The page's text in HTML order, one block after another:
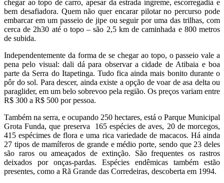
chegar ao topo de carro, apesar da estrada íngreme, escorregadia e
bem desafiadora. Quem não quer encarar pilotar no percurso pode
embarcar em um passeio de jipe ou seguir por uma das trilhas, com
cerca de 2h30 até o topo – são 2,5 km de caminhada e 800 metros
de subida.
Independentemente da forma de se chegar ao topo, o passeio vale a
pena pelo visual: dali dá para observar a cidade de Atibaia e boa
parte da Serra do Itapetinga. Tudo fica ainda mais bonito durante o
pôr do sol. Para descer, ainda existe a opção de voar de asa delta ou
paraglider, em um belo sobrevoo pela região. Os preços variam entre
R$ 300 a R$ 500 por pessoa.
Também na serra, e ocupando 250 hectares, está o Parque Municipal
Grota Funda, que preserva 165 espécies de aves, 20 de morcegos,
415 espécimes de flora e uma rica variedade de macacos. Há ainda
27 tipos de mamíferos de grande e médio porte, sendo que 23 deles
são raros ou ameaçados de extinção. São frequentes os rastros
deixados por onças-pardas. Espécies endêmicas também estão
presentes, como a Rã Grande das Corredeiras, descoberta em 1994.